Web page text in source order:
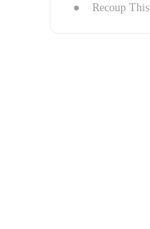
●
Recoup This